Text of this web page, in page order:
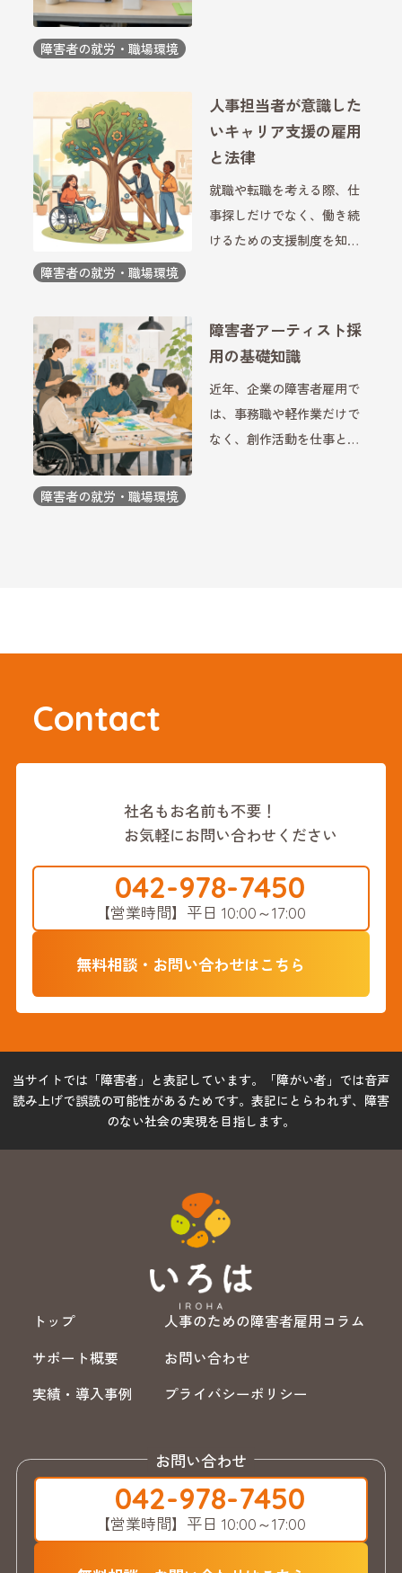
障害者の就労・職場環境
負担が集中してしまうケー
スがあります。こうした状
況が続く […]
障害者の就労・職場環境
人事担当者が意識した
いキャリア支援の雇用
と法律
就職や転職を考える際、仕
事探しだけでなく、働き続
けるための支援制度を知る
解することで、自分に合っ
た働き方を選びやすくなり
ます。企業側にとっても、
制度 […]
障害者の就労・職場環境
障害者アーティスト採
用の基礎知識
近年、企業の障害者雇用で
は、事務職や軽作業だけで
なく、創作活動を仕事とし
Contact
社名もお名前も不要！
お気軽にお問い合わせください
042-978-7450
【営業時間】 平日 10:00～17:00
無料相談・お問い合わせはこちら
当サイトでは「障害者」と表記しています。「障がい者」では音声
読み上げで誤読の可能性があるためです。表記にとらわれず、障害
のない社会の実現を目指します。
トップ
サポート概要
実績・導入事例
人事のための障害者雇用コラム
お問い合わせ
プライバシーポリシー
お問い合わせ
042-978-7450
【営業時間】 平日 10:00～17:00